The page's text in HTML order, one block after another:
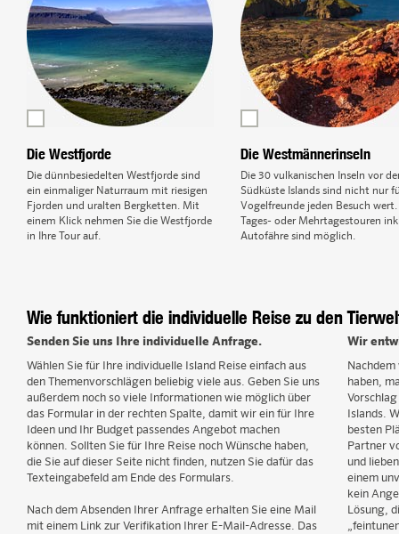
Die Westfjorde
Die dünnbesiedelten Westfjorde sind
ein einmaliger Naturraum mit riesigen
Fjorden und uralten Bergketten. Mit
einem Klick nehmen Sie die Westfjorde
in Ihre Tour auf.
Die Westmännerinseln
Die 30 vulkanischen Inseln vor
Südküste Islands sind nicht nur
Vogelfreunde jeden Besuch wert.
Tages- oder Mehrtagestouren
Autofähre sind möglich.
Wie funktioniert die individuelle Reise zu den
Senden Sie uns Ihre individuelle Anfrage.
Wählen Sie für Ihre individuelle Island Reise einfach aus
den Themenvorschlägen beliebig viele aus. Geben Sie uns
außerdem noch so viele Informationen wie möglich über
das Formular in der rechten Spalte, damit wir ein für Ihre
Ideen und Ihr Budget passendes Angebot machen
können. Sollten Sie für Ihre Reise noch Wünsche haben,
die Sie auf dieser Seite nicht finden, nutzen Sie dafür das
Texteingabefeld am Ende des Formulars.
Nach dem Absenden Ihrer Anfrage erhalten Sie eine Mail
mit einem Link zur Verifikation Ihrer E-Mail-Adresse. Das
Wir
haben,
Islands.
besten
Partner
und
einem
kein
Lösung,